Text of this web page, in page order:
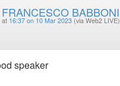
FRANCESCO BABBONI
at 16:37 on 10 Mar 2023 (via Web2 LIVE)
speaker